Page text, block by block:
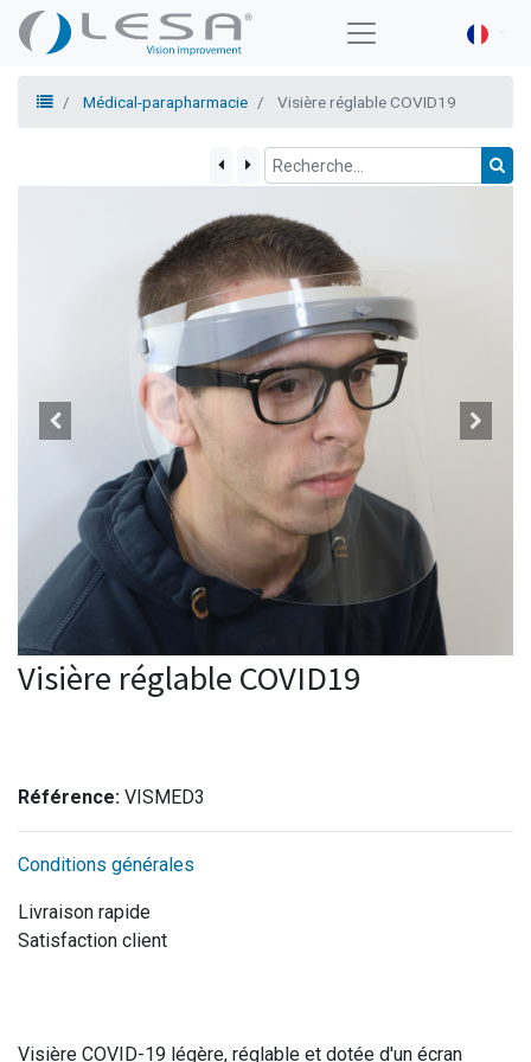
Médical-parapharmacie Visière réglable COVID19
Visière réglable COVID19
Référence: VISMED3
Conditions générales
Livraison rapide
Satisfaction client
Visière COVID-19 légère, réglable et dotée d'un écran